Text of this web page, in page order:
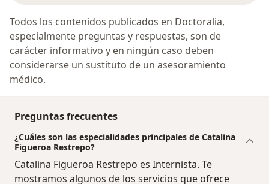
Todos los contenidos publicados en Doctoralia,
especialmente preguntas y respuestas, son de
carácter informativo y en ningún caso deben
considerarse un sustituto de un asesoramiento
médico.
Preguntas frecuentes
¿Cuáles son las especialidades principales de Catalina
Figueroa Restrepo?
Catalina Figueroa Restrepo es Internista. Te
mostramos algunos de los servicios que ofrece